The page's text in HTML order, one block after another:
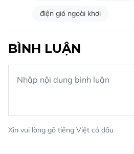
điện gió ngoài khơi
BÌNH LUẬN
Xin vui lòng gõ tiếng Việt có dấu